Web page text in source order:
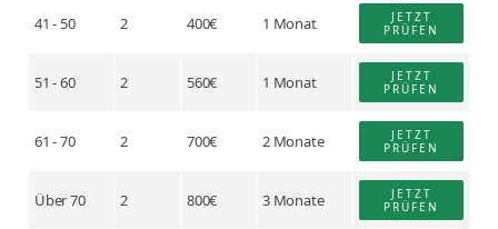
41 - 50 2 400€ 1 Monat
JETZT
PRÜFEN
51 - 60 2 560€ 1 Monat
JETZT
PRÜFEN
61 - 70 2 700€ 2 Monate
JETZT
PRÜFEN
Über 70 2 800€ 3 Monate
JETZT
PRÜFEN